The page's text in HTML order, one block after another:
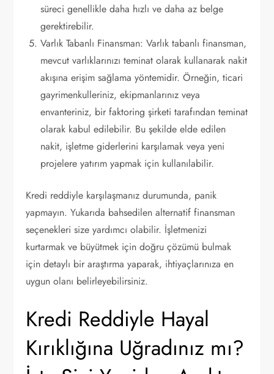
süreci genellikle daha hızlı ve daha az belge
gerektirebilir.
Varlık Tabanlı Finansman: Varlık tabanlı finansman,
mevcut varlıklarınızı teminat olarak kullanarak nakit
akışına erişim sağlama yöntemidir. Örneğin, ticari
gayrimenkulleriniz, ekipmanlarınız veya
envanteriniz, bir faktoring şirketi tarafından teminat
olarak kabul edilebilir. Bu şekilde elde edilen
nakit, işletme giderlerini karşılamak veya yeni
projelere yatırım yapmak için kullanılabilir.
Kredi reddiyle karşılaşmanız durumunda, panik
yapmayın. Yukarıda bahsedilen alternatif finansman
seçenekleri size yardımcı olabilir. İşletmenizi
kurtarmak ve büyütmek için doğru çözümü bulmak
için detaylı bir araştırma yaparak, ihtiyaçlarınıza en
uygun olanı belirleyebilirsiniz.
Kredi Reddiyle Hayal
Kırıklığına Uğradınız mı?